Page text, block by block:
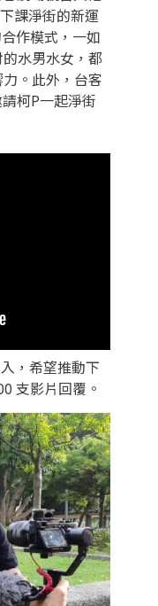
課淨街的新運
作模式，一如
水男水女，都
。此外，台客
柯P一起淨街
，希望推動下
支影片回覆。